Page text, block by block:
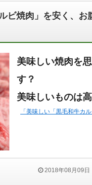
ビ焼肉」を安く、
美味しい焼肉を
す？
美味しいものは
「美味しい「黒毛和牛カ
2018年08月09日